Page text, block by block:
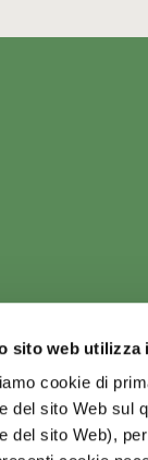
sito web utilizza
cookie di
del sito Web sul
del sito Web),